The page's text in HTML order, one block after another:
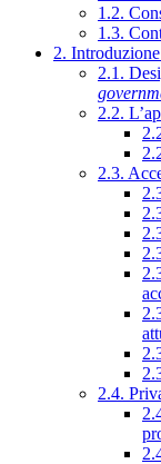
1.2.
1.3.
2.
2.1.
2.2.
2.3.
2.4.